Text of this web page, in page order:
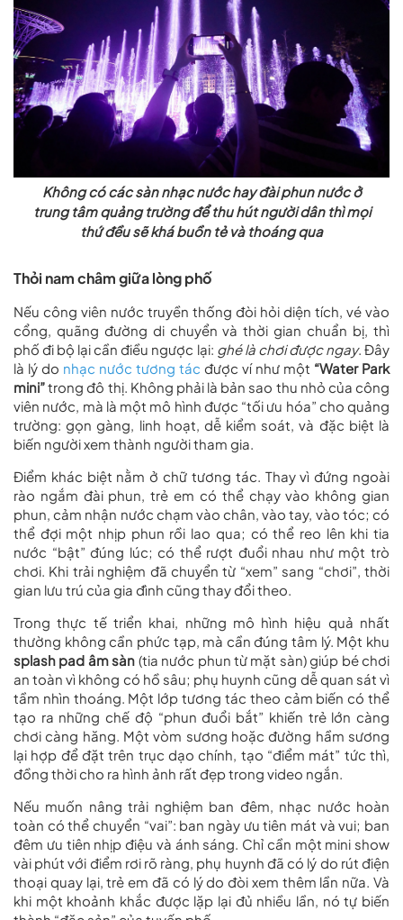
Không có các sàn nhạc nước hay đài phun nước ở
trung tâm quảng trường để thu hút người dân thì mọi
thứ đều sẽ khá buồn tẻ và thoáng qua
Thỏi nam châm giữa lòng phố
Nếu công viên nước truyền thống đòi hỏi diện tích, vé vào
cổng, quãng đường di chuyển và thời gian chuẩn bị, thì
phố đi bộ lại cần điều ngược lại: ghé là chơi được ngay. Đây
là lý do nhạc nước tương tác được ví như một “Water Park
mini”trong đô thị. Không phải là bản sao thu nhỏ của công
viên nước, mà là một mô hình được “tối ưu hóa” cho quảng
trường: gọn gàng, linh hoạt, dễ kiểm soát, và đặc biệt là
biến người xem thành người tham gia.
Điểm khác biệt nằm ở chữ tương tác. Thay vì đứng ngoài
rào ngắm đài phun, trẻ em có thể chạy vào không gian
phun, cảm nhận nước chạm vào chân, vào tay, vào tóc; có
thể đợi một nhịp phun rồi lao qua; có thể reo lên khi tia
nước “bật” đúng lúc; có thể rượt đuổi nhau như một trò
chơi. Khi trải nghiệm đã chuyển từ “xem” sang “chơi”, thời
gian lưu trú của gia đình cũng thay đổi theo.
Trong thực tế triển khai, những mô hình hiệu quả nhất
thường không cần phức tạp, mà cần đúng tâm lý. Một khu
splash pad âm sàn (tia nước phun từ mặt sàn) giúp bé chơi
an toàn vì không có hồ sâu; phụ huynh cũng dễ quan sát vì
tầm nhìn thoáng. Một lớp tương tác theo cảm biến có thể
tạo ra những chế độ “phun đuổi bắt” khiến trẻ lớn càng
chơi càng hăng. Một vòm sương hoặc đường hầm sương
lại hợp để đặt trên trục dạo chính, tạo “điểm mát” tức thì,
đồng thời cho ra hình ảnh rất đẹp trong video ngắn.
Nếu muốn nâng trải nghiệm ban đêm, nhạc nước hoàn
toàn có thể chuyển “vai”: ban ngày ưu tiên mát và vui; ban
đêm ưu tiên nhịp điệu và ánh sáng. Chỉ cần một mini show
vài phút với điểm rơi rõ ràng, phụ huynh đã có lý do rút điện
thoại quay lại, trẻ em đã có lý do đòi xem thêm lần nữa. Và
khi một khoảnh khắc được lặp lại đủ nhiều lần, nó tự biến